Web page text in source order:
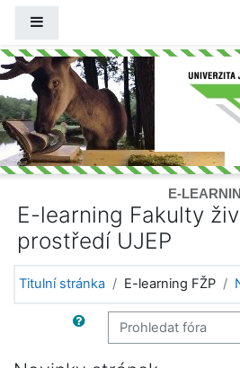
E-
E-learning Fakulty
prostředí UJEP
Titulní stránka E-learning FŽP
Prohledat fóra